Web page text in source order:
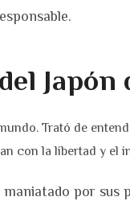
Japón
Trató de
con la libertad y el
por